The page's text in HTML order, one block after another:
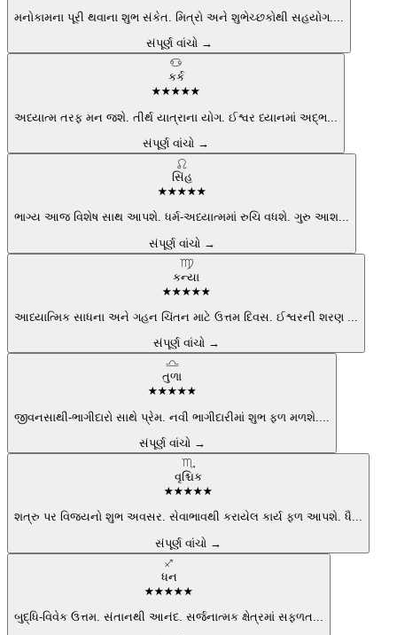
મનોકામના પૂરી થવાના શુભ સંકેત. મિત્રો અને શુભેચ્છકોથી સહયોગ.
સંપૂર્ણ વાંચો →
♋
કર્ક
★★★★★
અધ્યાત્મ તરફ મન જશે. તીર્થ યાત્રાના યોગ. ઈશ્વર ધ્યાનમાં અદ્ભ
સંપૂર્ણ વાંચો →
♌
સિંહ
★★★★★
ભાગ્ય આજ વિશેષ સાથ આપશે. ધર્મ-અધ્યાત્મમાં રુચિ વધશે. ગુરુ આશ...
સંપૂર્ણ વાંચો →
♍
કન્યા
★★★★★
આધ્યાત્મિક સાધના અને ગહન ચિંતન માટે ઉત્તમ દિવસ. ઈશ્વરની શરણ
સંપૂર્ણ વાંચો →
♎
તુળા
★★★★★
જીવનસાથી-ભાગીદારો સાથે પ્રેમ. નવી ભાગીદારીમાં શુભ ફળ મળશે.
સંપૂર્ણ વાંચો →
♏
વૃશ્ચિક
★★★★★
શત્રુ પર વિજયનો શુભ અવસર. સેવાભાવથી કરાયેલ કાર્ય ફળ આપશે. ધૈ...
સંપૂર્ણ વાંચો →
♐
ધન
★★★★★
બુદ્ધિ-વિવેક ઉત્તમ. સંતાનથી આનંદ. સર્જનાત્મક ક્ષેત્રમાં સફળત